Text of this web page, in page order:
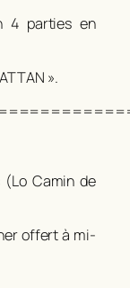
4 parties en
».
(Lo Camin de
offert à mi-